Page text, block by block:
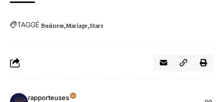
TAGGÉBusiness Mariage Stars
rapporteuses